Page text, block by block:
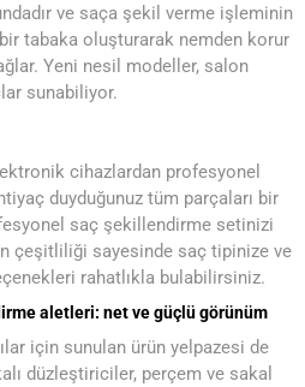
ve saça şekil verme işleminin
bir tabaka oluşturarak nemden korur
Yeni nesil modeller, salon
sunabiliyor.
cihazlardan profesyonel
duyduğunuz tüm parçaları bir
saç şekillendirme setinizi
çeşitliliği sayesinde saç tipinize ve
rahatlıkla bulabilirsiniz.
aletleri: net ve güçlü görünüm
için sunulan ürün yelpazesi de
düzleştiriciler, perçem ve sakal